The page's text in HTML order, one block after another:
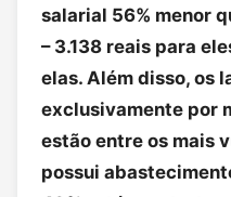
salarial 56% menor
– 3.138 reais para
elas. Além disso, os
exclusivamente por
estão entre os mais
possui